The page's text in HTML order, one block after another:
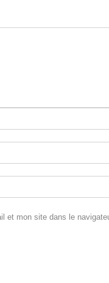
et mon site dans le